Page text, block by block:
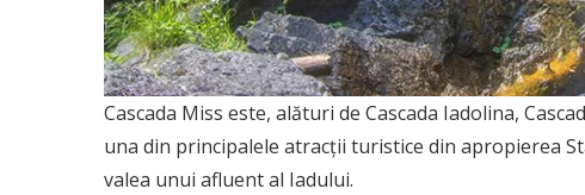
Cascada Miss este, alături de Cascada Iadolina,
una din principalele atracții turistice din apropierea
valea unui afluent al Iadului.